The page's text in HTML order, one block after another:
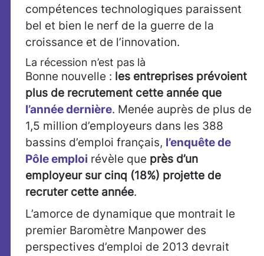
compétences technologiques paraissent
bel et bien le nerf de la guerre de la
croissance et de l’innovation.
La récession n’est pas là
Bonne nouvelle : les entreprises prévoient
plus de recrutement cette année que
l’année dernière. Menée auprès de plus de
1,5 million d’employeurs dans les 388
bassins d’emploi français, l’enquête de
Pôle emploi révèle que près d’un
employeur sur cinq (18%) projette de
recruter cette année.
L’amorce de dynamique que montrait le
premier Baromètre Manpower des
perspectives d’emploi de 2013 devrait